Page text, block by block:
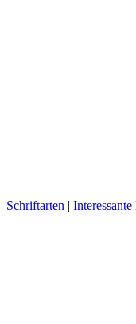
Schriftarten |